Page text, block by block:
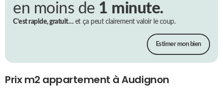
en moins de 1 minute.
C’est rapide, gratuit…et ça peut clairement valoir le coup.
Estimer mon bien
Prix m2 appartement à Audignon